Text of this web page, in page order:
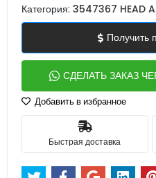
Категория: 3547367 HEAD
Получить
СДЕЛАТЬ ЗАКАЗ
Добавить в избранное
Быстрая доставка